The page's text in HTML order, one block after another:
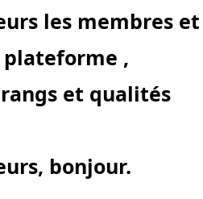
les membres et
,
et qualités
bonjour.